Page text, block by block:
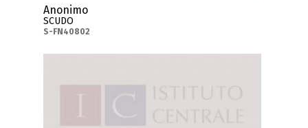
Anonimo
SCUDO
S-FN40802